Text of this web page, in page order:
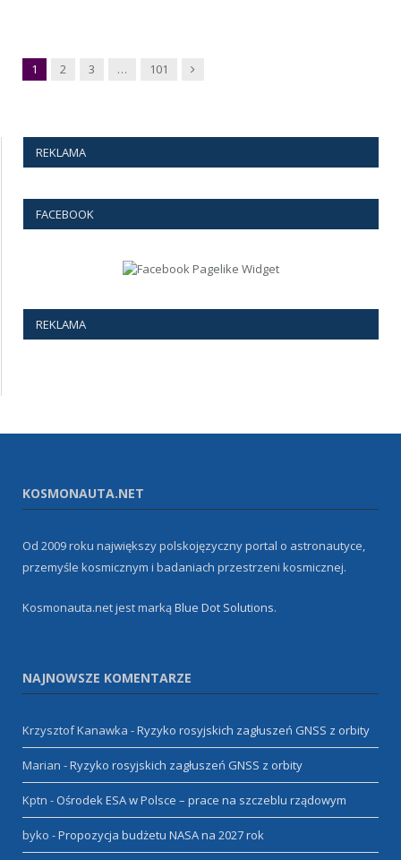
1 2 3 … 101 Next
REKLAMA
FACEBOOK
REKLAMA
KOSMONAUTA.NET
Od 2009 roku największy polskojęzyczny portal o astronautyce,
przemyśle kosmicznym i badaniach przestrzeni kosmicznej.
Kosmonauta.net jest markąBlue Dot Solutions.
NAJNOWSZE KOMENTARZE
Krzysztof Kanawka -Ryzyko rosyjskich zagłuszeń GNSS z orbity
Marian -Ryzyko rosyjskich zagłuszeń GNSS z orbity
Kptn - Ośrodek ESA w Polsce – prace na szczeblu rządowym
byko -Propozycja budżetu NASA na 2027 rok